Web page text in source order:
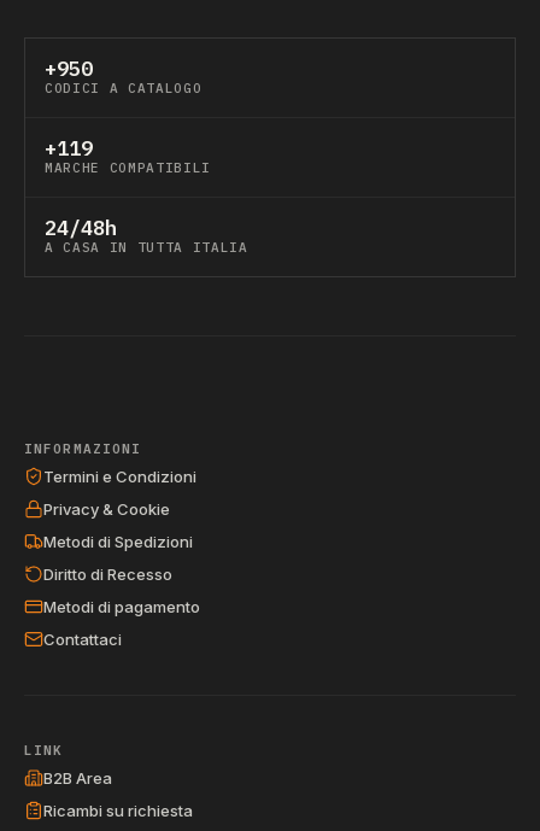
+950
CODICI A CATALOGO
+119
MARCHE COMPATIBILI
24/48h
A CASA IN TUTTA ITALIA
INFORMAZIONI
Termini e Condizioni
Privacy & Cookie
Metodi di Spedizioni
Diritto di Recesso
Metodi di pagamento
Contattaci
LINK
B2B Area
Ricambi su richiesta